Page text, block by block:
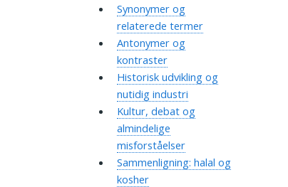
Synonymer og
relaterede termer
Antonymer og
kontraster
Historisk udvikling og
nutidig industri
Kultur, debat og
almindelige
misforståelser
Sammenligning: halal og
kosher